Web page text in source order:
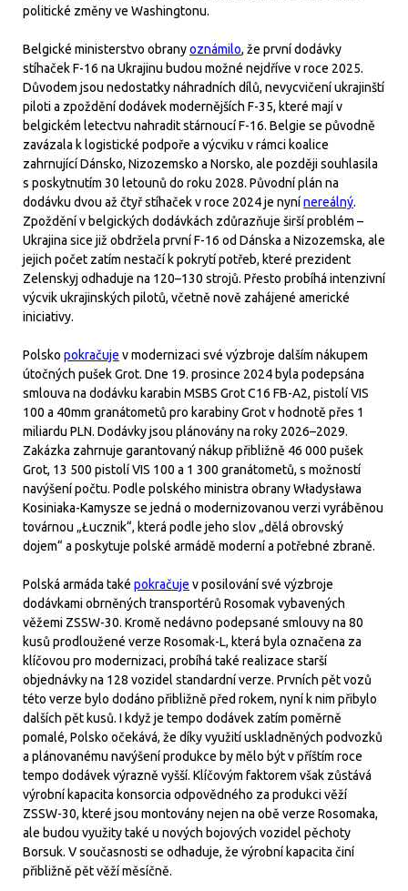
politické změny ve Washingtonu.
Belgické ministerstvo obranyoznámilo, že první dodávky
stíhaček F-16 na Ukrajinu budou možné nejdříve v roce 2025.
Důvodem jsou nedostatky náhradních dílů, nevycvičení ukrajinští
piloti a zpoždění dodávek modernějších F-35, které mají v
belgickém letectvu nahradit stárnoucí F-16. Belgie se původně
zavázala k logistické podpoře a výcviku v rámci koalice
zahrnující Dánsko, Nizozemsko a Norsko, ale později souhlasila
s poskytnutím 30 letounů do roku 2028. Původní plán na
dodávku dvou až čtyř stíhaček v roce 2024 je nynínereálný.
Zpoždění v belgických dodávkách zdůrazňuje širší problém –
Ukrajina sice již obdržela první F-16 od Dánska a Nizozemska, ale
jejich počet zatím nestačí k pokrytí potřeb, které prezident
Zelenskyj odhaduje na 120–130 strojů. Přesto probíhá intenzivní
výcvik ukrajinských pilotů, včetně nově zahájené americké
iniciativy.
Polsko pokračuje v modernizaci své výzbroje dalším nákupem
útočných pušek Grot. Dne 19. prosince 2024 byla podepsána
smlouva na dodávku karabin MSBS Grot C16 FB-A2, pistolí VIS
100 a 40mm granátometů pro karabiny Grot v hodnotě přes 1
miliardu PLN. Dodávky jsou plánovány na roky 2026–2029.
Zakázka zahrnuje garantovaný nákup přibližně 46 000 pušek
Grot, 13 500 pistolí VIS 100 a 1 300 granátometů, s možností
navýšení počtu. Podle polského ministra obrany Władysława
Kosiniaka-Kamysze se jedná o modernizovanou verzi vyráběnou
továrnou „Łucznik“, která podle jeho slov „dělá obrovský
dojem“ a poskytuje polské armádě moderní a potřebné zbraně.
Polská armáda také pokračuje v posilování své výzbroje
dodávkami obrněných transportérů Rosomak vybavených
věžemi ZSSW-30. Kromě nedávno podepsané smlouvy na 80
kusů prodloužené verze Rosomak-L, která byla označena za
klíčovou pro modernizaci, probíhá také realizace starší
objednávky na 128 vozidel standardní verze. Prvních pět vozů
této verze bylo dodáno přibližně před rokem, nyní k nim přibylo
dalších pět kusů. I když je tempo dodávek zatím poměrně
pomalé, Polsko očekává, že díky využití uskladněných podvozků
a plánovanému navýšení produkce by mělo být v příštím roce
tempo dodávek výrazně vyšší. Klíčovým faktorem však zůstává
výrobní kapacita konsorcia odpovědného za produkci věží
ZSSW-30, které jsou montovány nejen na obě verze Rosomaka,
ale budou využity také u nových bojových vozidel pěchoty
Borsuk. V současnosti se odhaduje, že výrobní kapacita činí
přibližně pět věží měsíčně.